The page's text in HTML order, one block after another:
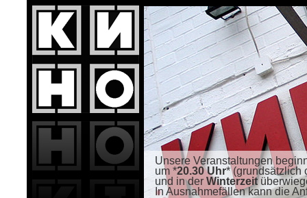
Unsere Veranstaltungen
um *20.30 Uhr* (grundsätzlich
und in der Winterzeit
In Ausnahmefällen kann die